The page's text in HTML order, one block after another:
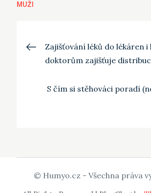
MUŽI
Navigace
pro
příspěvek
Zajišťování léků do lékáren i
doktorům zajišťuje
S čím si stěhováci poradí
© Humyo.cz - Všechna práva